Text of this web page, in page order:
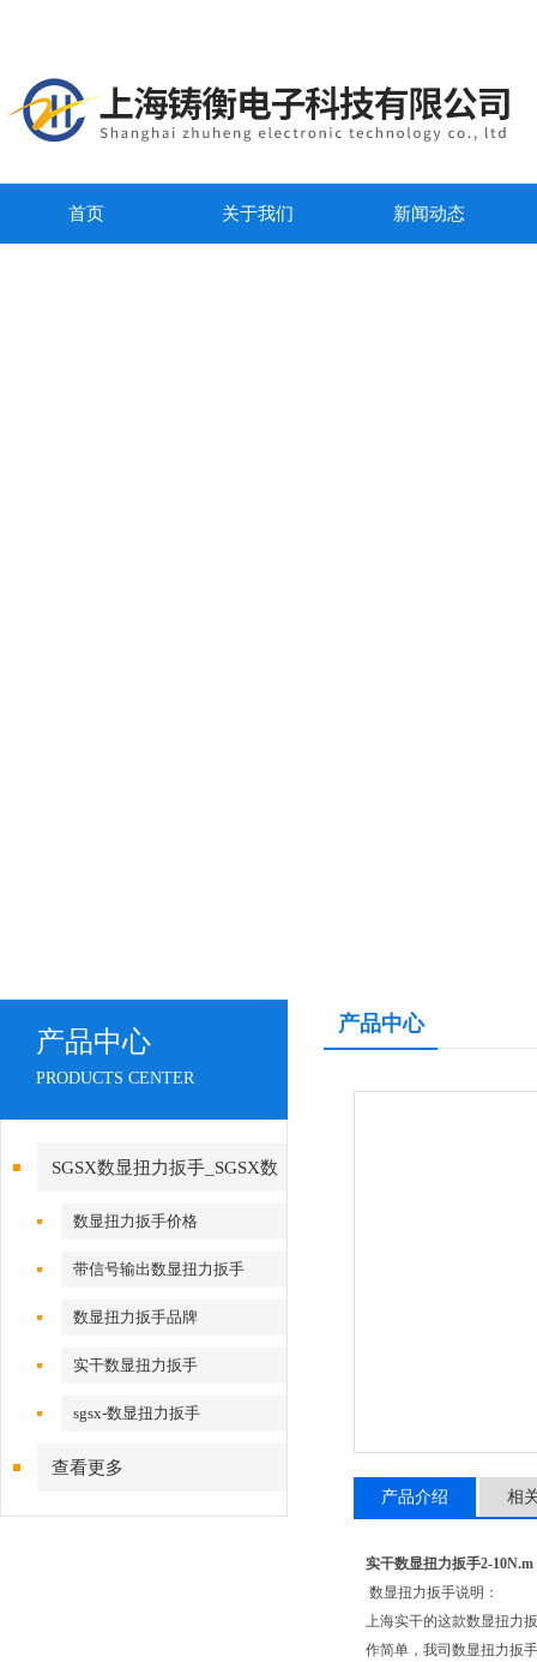
首页 关于我们 新闻动态
产品中心
PRODUCTS CENTER
SGSX数显扭力扳手_SGSX数
显扭力扳手
数显扭力扳手价格
带信号输出数显扭力扳手
数显扭力扳手品牌
实干数显扭力扳手
sgsx-数显扭力扳手
查看更多
产品中心
产品介绍 相
实干数显扭力扳手2-10N.m
数显扭力扳手说明：
上海实干的这款数显扭力
作简单，我司数显扭力扳